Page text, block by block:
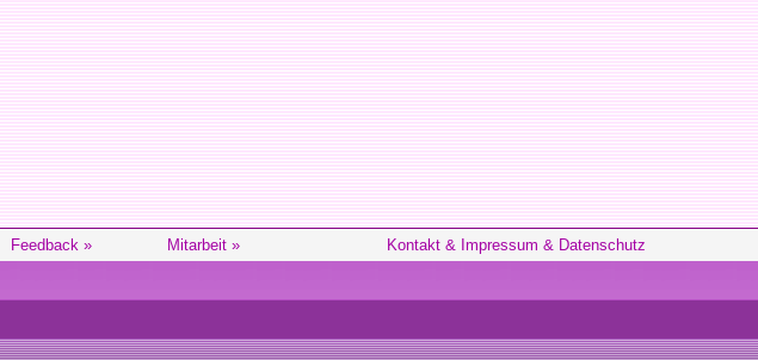
Feedback » Mitarbeit » Kontakt & Impressum & Datenschutz